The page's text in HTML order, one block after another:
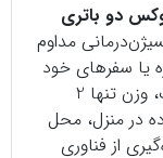
مداوم
یا سفرهای خود
را محدود کنند. این دستگاه با طراحی سبک، وزن تنها 2
در منزل، محل
از فناوری